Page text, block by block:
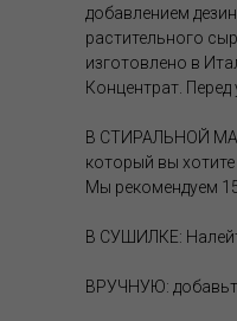
добавлением
растительного
изготовлено в
Концентрат. Перед
В СТИРАЛЬНОЙ
который вы хотите
Мы рекомендуем
В СУШИЛКЕ:
ВРУЧНУЮ: